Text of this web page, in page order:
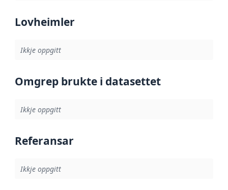
Lovheimler
Ikkje oppgitt
Omgrep brukte i datasettet
Ikkje oppgitt
Referansar
Ikkje oppgitt